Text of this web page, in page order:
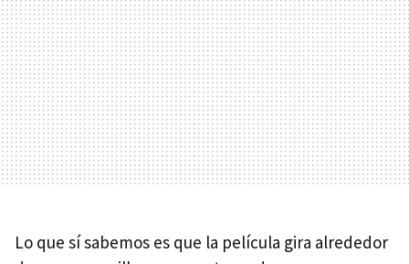
Lo que sí sabemos es que la película gira alrededor